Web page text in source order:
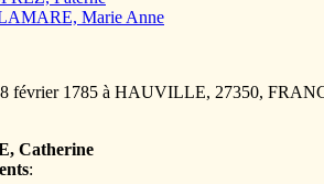
Marie Anne
8 février 1785 à HAUVILLE, 27350,
Catherine
: